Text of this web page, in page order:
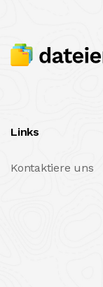
Links
Kontaktiere uns